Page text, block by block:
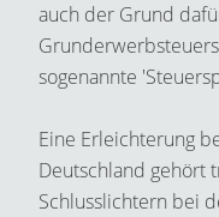
auch der Grund
sogenannte
Eine Erleichterung
Deutschland gehört
Schlusslichtern bei